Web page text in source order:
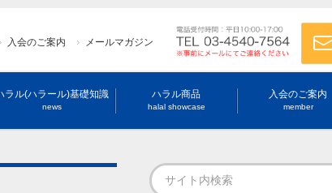
入会のご案内 メールマガジン
ラル(ハラール)基礎知識
news
ハラル商品
halal showcase
入会のご案内
member